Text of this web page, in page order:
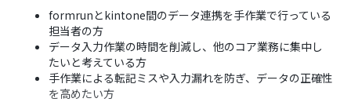
formrunとkintone間のデータ連携を手作業で行っている
担当者の方
データ入力作業の時間を削減し、他のコア業務に集中し
たいと考えている方
手作業による転記ミスや入力漏れを防ぎ、データの正確性
を高めたい方